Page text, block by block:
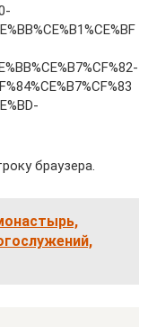
браузера.